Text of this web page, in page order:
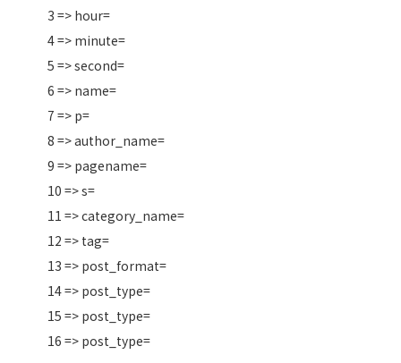
3 => hour=
4 => minute=
5 => second=
6 => name=
7 => p=
8 => author_name=
9 => pagename=
10 => s=
11 => category_name=
12 => tag=
13 => post_format=
14 => post_type=
15 => post_type=
16 => post_type=